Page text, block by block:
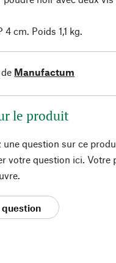
4 cm. Poids 1,1 kg.
Manufactum
le produit
une question sur ce
votre question ici. Votre
question